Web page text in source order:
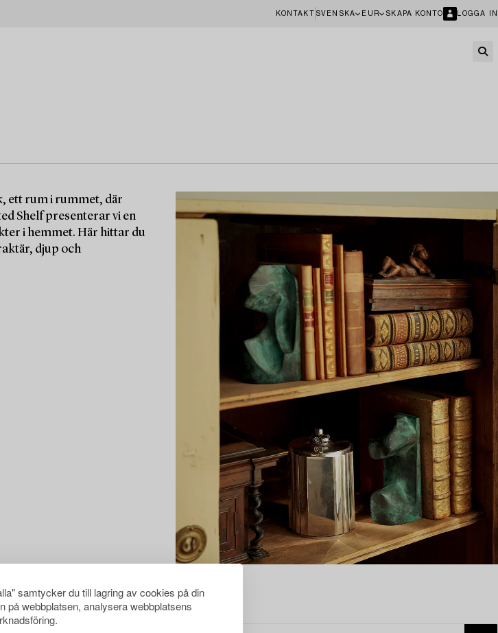
samtycker du till lagring av cookies på din
på webbplatsen, analysera webbplatsens
KONTAKT SVENSKA EUR SKAPA KONTO LOGGA IN
ett rum i rummet, där
Shelf presenterar vi en
i hemmet. Här hittar du
djup och